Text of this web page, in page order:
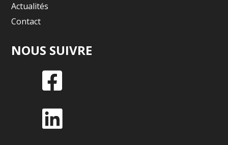
Actualités
Contact
NOUS SUIVRE

